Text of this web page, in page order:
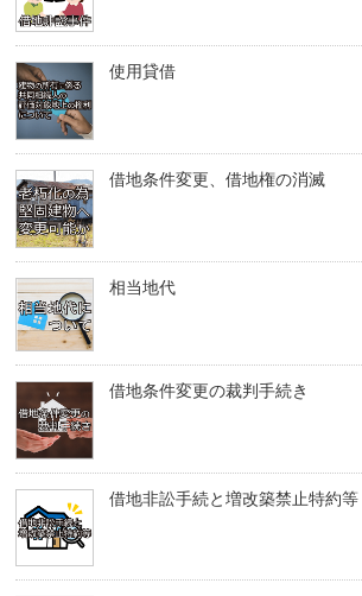
使用貸借
借地条件変更、借地権の消滅
相当地代
借地条件変更の裁判手続き
借地非訟手続と増改築禁止特約等